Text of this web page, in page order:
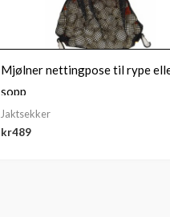
Mjølner nettingpose til rype
sopp
Jaktsekker
kr489